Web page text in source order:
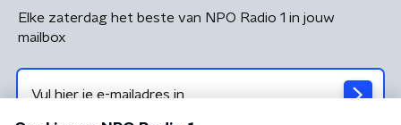
Elke zaterdag het beste van NPO Radio 1 in jouw
mailbox